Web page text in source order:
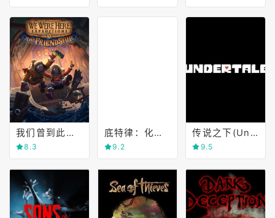
我们曾到此探险：友谊考验(We Were Here Expeditions)
8.3
底特律：化身为人(Detroit)
9.2
传说之下(Undertale)
9.5